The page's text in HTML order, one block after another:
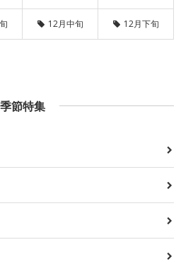
12月中旬 12月下旬
季節特集